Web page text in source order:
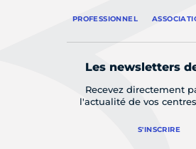
PROFESSIONNEL
Les newsletters
Recevez directement
l'actualité de vos
S'INSCRIRE